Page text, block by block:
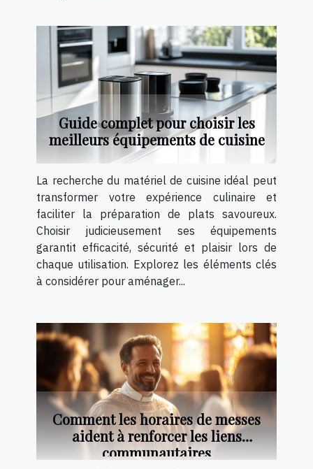
Guide complet pour choisir les
meilleurs équipements de cuisine
La recherche du matériel de cuisine idéal peut
transformer votre expérience culinaire et
faciliter la préparation de plats savoureux.
Choisir judicieusement ses équipements
garantit efficacité, sécurité et plaisir lors de
chaque utilisation. Explorez les éléments clés
à considérer pour aménager...
Comment les horaires de messes
aident à renforcer les liens
communautaires